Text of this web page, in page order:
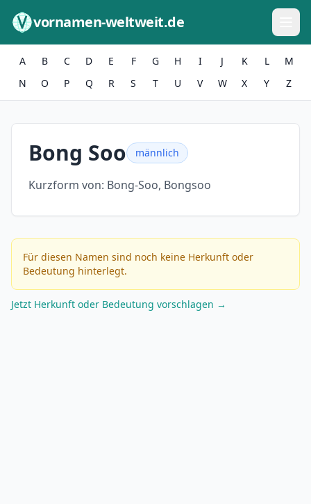
vornamen-weltweit.de
A B C D E F G H I J K L
M
N
O P Q R S T U V W X Y Z
Bong Soo männlich
Kurzform von: Bong-Soo, Bongsoo
Für diesen Namen sind noch keine Herkunft oder
Bedeutung hinterlegt.
Jetzt Herkunft oder Bedeutung vorschlagen →